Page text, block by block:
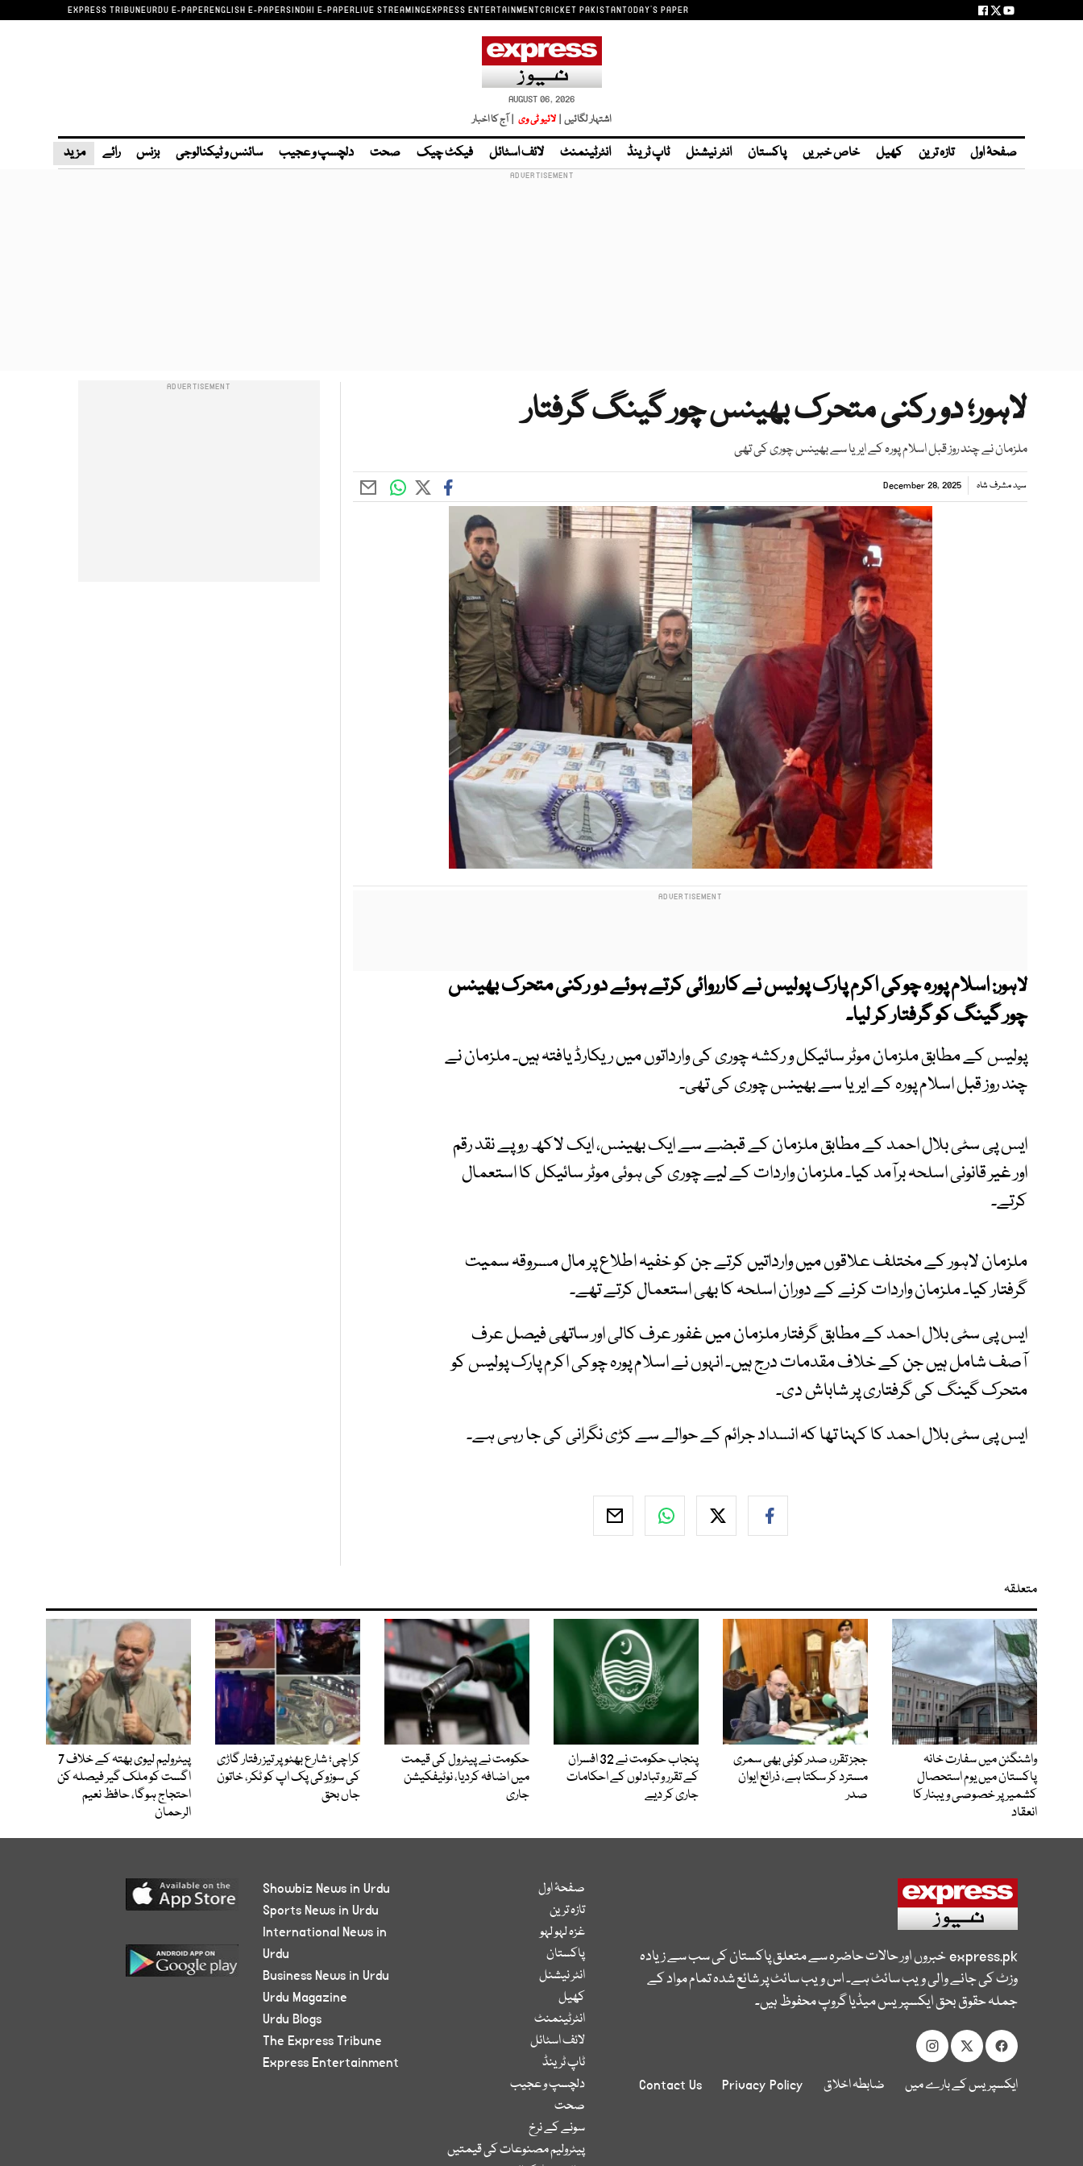
EXPRESS TRIBUNEURDU E-PAPERENGLISH E-PAPERSINDHI E-PAPERLIVE STREAMINGEXPRESS ENTERTAINMENTCRICKET PAKISTANTODAY'S PAPER
AUGUST 06, 2026
اشتہار لگائیں | لائیو ٹی وی | آج کا اخبار
صفحۂ اول تازہ ترین کھیل خاص خبریں پاکستان انٹر نیشنل ٹاپ ٹرینڈ انٹرٹینمنٹ لائف اسٹائل فیکٹ چیک صحت دلچسپ و عجیب سائنس و ٹیکنالوجی بزنس رائے مزید
لاہور؛ دو رکنی متحرک بھینس چور گینگ گرفتار
ملزمان نے چند روز قبل اسلام پورہ کے ایریا سے بھینس چوری کی تھی
سید مشرف شاہ December 28, 2025
لاہور:اسلام پورہ چوکی اکرم پارک پولیس نے کارروائی کرتے ہوئے دو رکنی متحرک بھینس
چور گینگ کو گرفتار کر لیا۔
پولیس کے مطابق ملزمان موٹر سائیکل و رکشہ چوری کی وارداتوں میں ریکارڈ یافتہ ہیں۔ ملزمان نے
چند روز قبل اسلام پورہ کے ایریا سے بھینس چوری کی تھی۔
ایس پی سٹی بلال احمد کے مطابق ملزمان کے قبضے سے ایک بھینس، ایک لاکھ روپے نقد رقم
اور غیر قانونی اسلحہ برآمد کیا۔ ملزمان واردات کے لیے چوری کی ہوئی موٹر سائیکل کا استعمال
کرتے۔
ملزمان لاہور کے مختلف علاقوں میں وارداتیں کرتے جن کو خفیہ اطلاع پر مال مسروقہ سمیت
گرفتار کیا۔ ملزمان واردات کرنے کے دوران اسلحہ کا بھی استعمال کرتے تھے۔
ایس پی سٹی بلال احمد کے مطابق گرفتار ملزمان میں غفور عرف کالی اور ساتھی فیصل عرف
آصف شامل ہیں جن کے خلاف مقدمات درج ہیں۔ انہوں نے اسلام پورہ چوکی اکرم پارک پولیس کو
متحرک گینگ کی گرفتاری پر شاباش دی۔
ایس پی سٹی بلال احمد کا کہنا تھا کہ انسداد جرائم کے حوالے سے کڑی نگرانی کی جا رہی ہے۔
متعلقہ
واشنگٹن میں سفارت خانہ
پاکستان میں یوم استحصال
کشمیر پر خصوصی ویبنار کا
انعقاد
ججز تقرر، صدر کوئی بھی سمری
مسترد کر سکتا ہے، ذرائع ایوان
صدر
پنجاب حکومت نے 32 افسران
کے تقرر و تبادلوں کے احکامات
جاری کر دیے
حکومت نے پیٹرول کی قیمت
میں اضافہ کردیا، نوٹیفکیشن
جاری
کراچی؛ شارع بھٹو پر تیز رفتار گاڑی
کی سوزوکی پک اپ کو ٹکر، خاتون
جاں بحق
پیٹرولیم لیوی بھتہ کے خلاف 7
اگست کو ملک گیر فیصلہ کن
احتجاج ہوگا، حافظ نعیم
الرحمان
express.pkخبروں اور حالات حاضرہ سے متعلق پاکستان کی سب سے زیادہ
وزٹ کی جانے والی ویب سائٹ ہے۔ اس ویب سائٹ پر شائع شدہ تمام مواد کے
جملہ حقوق بحق ایکسپریس میڈیا گروپ محفوظ ہیں۔
ایکسپریس کے بارے میں ضابطہ اخلاق Privacy Policy
Contact Us
صفحۂ اول
تازہ ترین
غزہ لہو لہو
پاکستان
انٹر نیشنل
کھیل
انٹرٹینمنٹ
لائف اسٹائل
ٹاپ ٹرینڈ
دلچسپ و عجیب
صحت
سونے کے نرخ
پیٹرولیم مصنوعات کی قیمتیں
Showbiz News in Urdu
Sports News in Urdu
International News in
Urdu
Business News in Urdu
Urdu Magazine
Urdu Blogs
The Express Tribune
Express Entertainment